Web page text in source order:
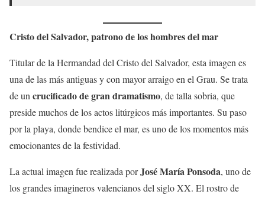
Cristo del Salvador, patrono de los hombres del mar
Titular de la Hermandad del Cristo del Salvador, esta imagen es
una de las más antiguas y con mayor arraigo en el Grau. Se trata
de un crucificado de gran dramatismo, de talla sobria, que
preside muchos de los actos litúrgicos más importantes. Su paso
por la playa, donde bendice el mar, es uno de los momentos más
emocionantes de la festividad.
La actual imagen fue realizada porJosé María Ponsoda, uno de
los grandes imagineros valencianos del siglo XX. El rostro de